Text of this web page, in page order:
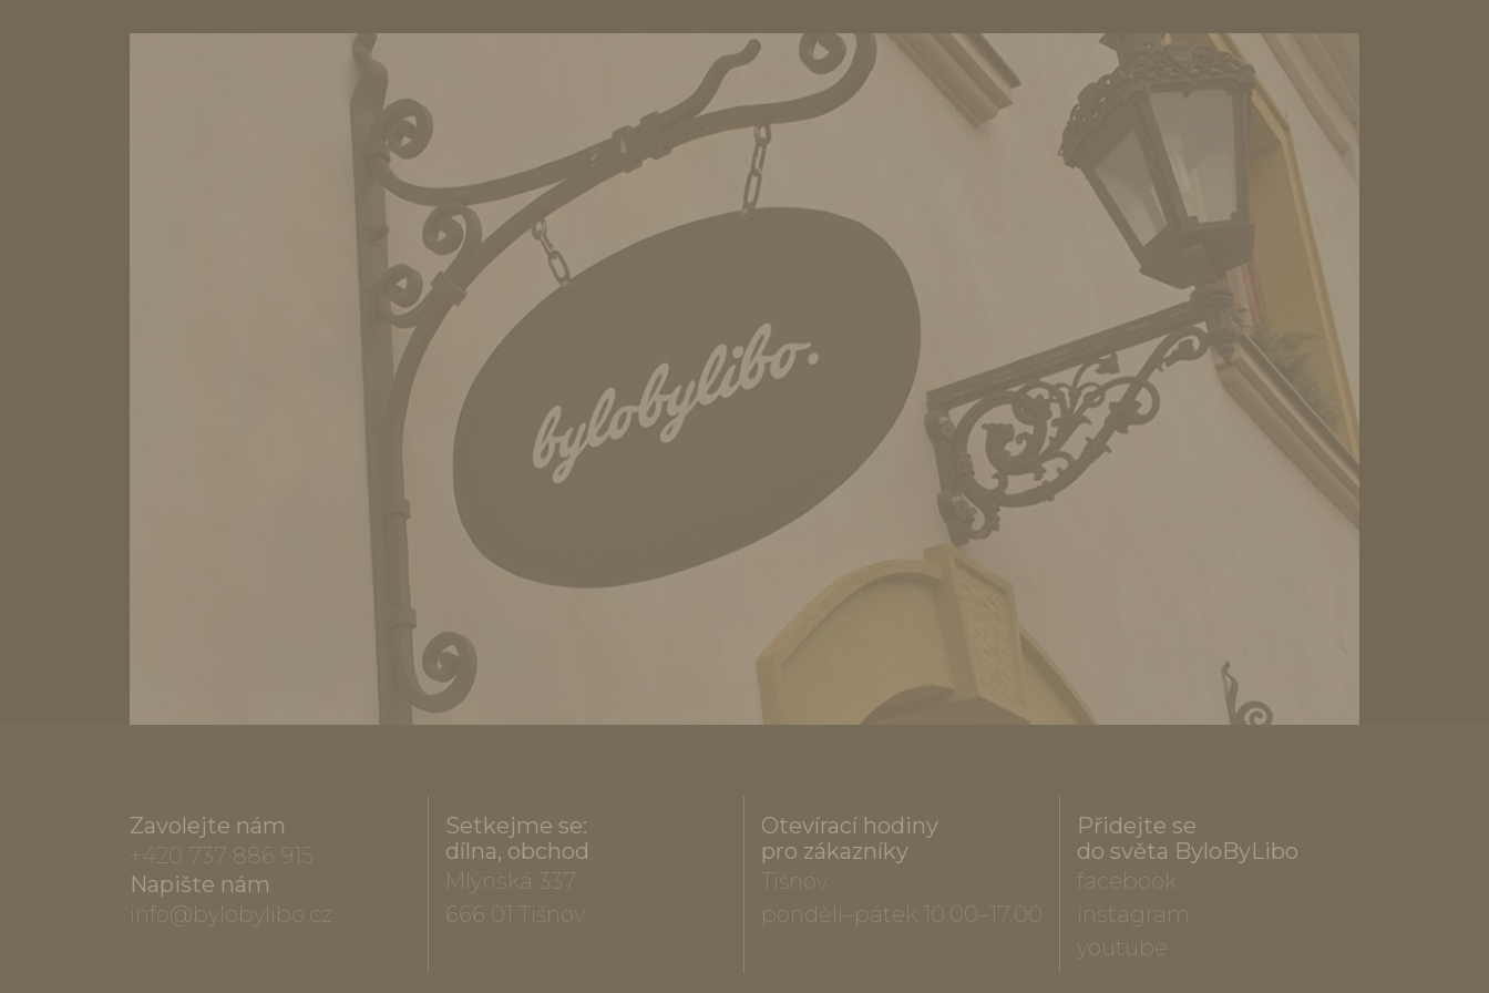
Zavolejte nám
+420 737 886 915
Napište nám
info@bylobylibo.cz
Setkejme se:
dílna, obchod
Mlýnská 337
666 01 Tišnov
Otevírací hodiny
pro zákazníky
Tišnov
pondělí–pátek 10.00–17.00
Přidejte se
do světa ByloByLibo
facebook
instagram
youtube